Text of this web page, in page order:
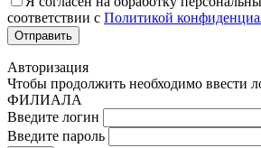
соответствии с Политикой
Авторизация
Чтобы продолжить необходимо ввести
ФИЛИАЛА
Введите логин
Введите пароль